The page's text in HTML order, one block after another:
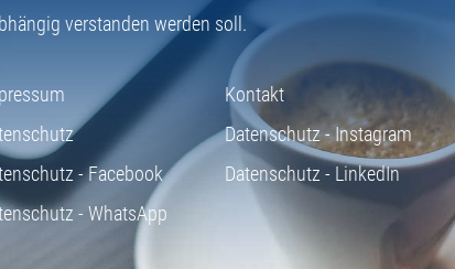
verstanden werden soll.
Kontakt
Datenschutz - Instagram
- Facebook
Datenschutz - LinkedIn
- WhatsApp